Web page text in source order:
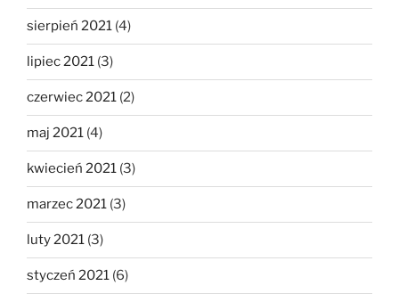
sierpień 2021 (4)
lipiec 2021 (3)
czerwiec 2021 (2)
maj 2021 (4)
kwiecień 2021 (3)
marzec 2021 (3)
luty 2021 (3)
styczeń 2021 (6)